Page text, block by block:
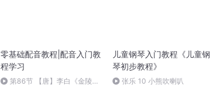
零基础配音教程|配音入门教
程学习
第86节 【唐】李白《金陵酒
儿童钢琴入门教程《儿童钢
琴初步教程》
张乐 10 小熊吹喇叭